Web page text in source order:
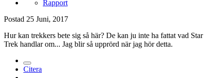
Rapport
Postad 25 Juni, 2017
Hur kan trekkers bete sig så här? De kan ju inte ha fattat vad Star
Trek handlar om... Jag blir så upprörd när jag hör detta.
Citera